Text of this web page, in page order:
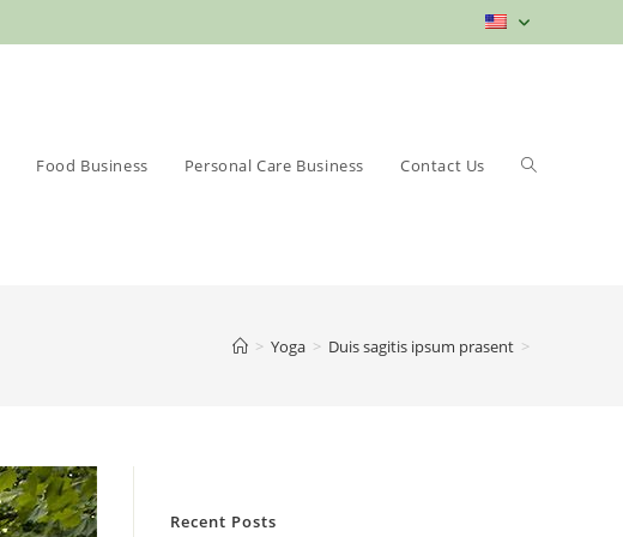
Food Business Personal Care Business Contact Us Toggle
> Yoga > Duis sagitis ipsum prasent >
Recent Posts